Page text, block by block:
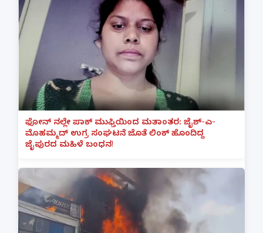
ಫೋನ್ ನಲ್ಲೇ ಪಾಕ್ ಮುಫ್ತಿಯಿಂದ ಮತಾಂತರ: ಜೈಶ್-ಎ-
ಮೊಹಮ್ಮದ್ ಉಗ್ರ ಸಂಘಟನೆ ಜೊತೆ ಲಿಂಕ್ ಹೊಂದಿದ್ದ
ಜೈಪುರದ ಮಹಿಳೆ ಬಂಧನ!